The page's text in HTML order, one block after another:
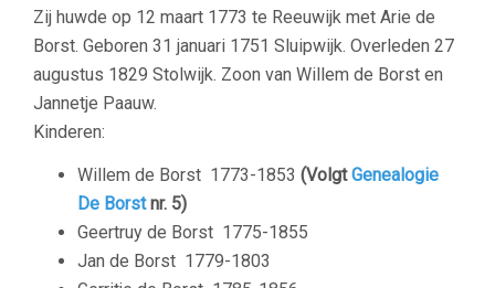
Zij huwde op 12 maart 1773 te Reeuwijk met Arie de
Borst. Geboren 31 januari 1751 Sluipwijk. Overleden 27
augustus 1829 Stolwijk. Zoon van Willem de Borst en
Jannetje Paauw.
Kinderen:
Willem de Borst 1773-1853 (VolgtGenealogie
De Borstnr. 5)
Geertruy de Borst 1775-1855
Jan de Borst 1779-1803